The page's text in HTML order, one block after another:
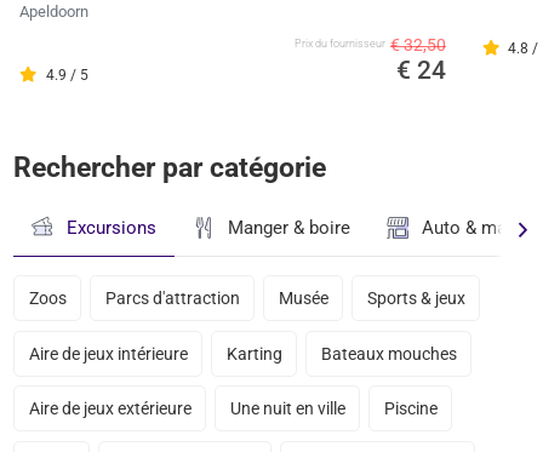
Apeldoorn
4.9 / 5
Prix ​​du fournisseur € 32,50
€ 24
4.8 /
Rechercher par catégorie
Excursions Manger & boire Auto &
Zoos Parcs d'attraction Musée Sports & jeux
Aire de jeux intérieure Karting Bateaux mouches
Aire de jeux extérieure Une nuit en ville Piscine